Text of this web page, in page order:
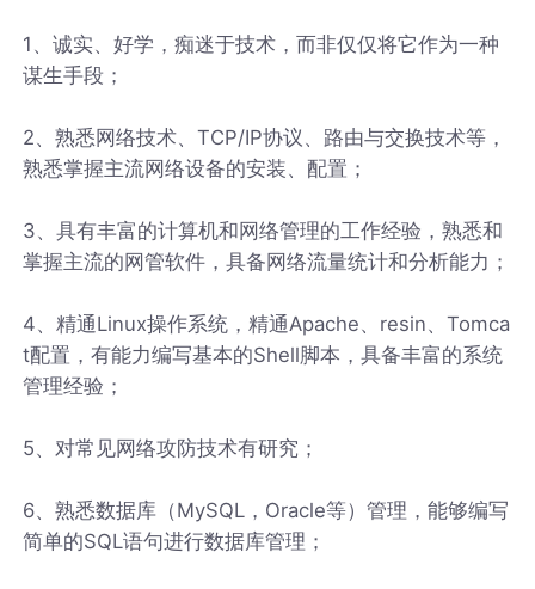
1、诚实、好学，痴迷于技术，而非仅仅将它作为一种
谋生手段；
2、熟悉网络技术、TCP/IP协议、路由与交换技术等，
熟悉掌握主流网络设备的安装、配置；
3、具有丰富的计算机和网络管理的工作经验，熟悉和
掌握主流的网管软件，具备网络流量统计和分析能力；
4、精通Linux操作系统，精通Apache、resin、Tomca
t配置，有能力编写基本的Shell脚本，具备丰富的系统
管理经验；
5、对常见网络攻防技术有研究；
6、熟悉数据库（MySQL，Oracle等）管理，能够编写
简单的SQL语句进行数据库管理；